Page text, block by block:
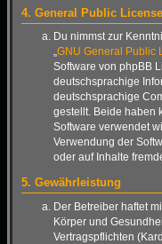
4. General Public License
Du nimmst zur
„GNU General Public
Software von phpBB
deutschsprachige
deutschsprachige
gestellt. Beide haben
Software verwendet
Verwendung der
oder auf Inhalte
5. Gewährleistung
Der Betreiber haftet
Körper und
Vertragspflichten